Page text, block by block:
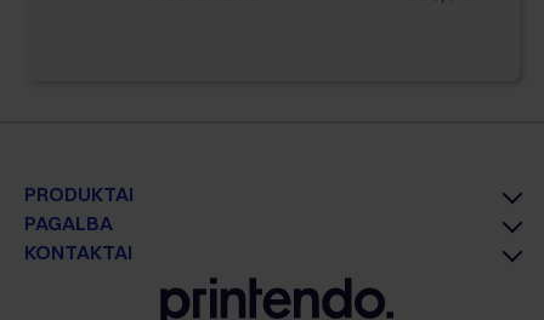
PRODUKTAI
PAGALBA
KONTAKTAI